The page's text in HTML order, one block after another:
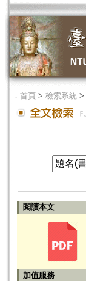
． 首頁 > 檢索系統 >
閱讀本文
加值服務